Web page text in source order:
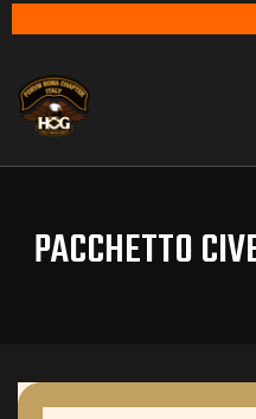
PACCHETTO